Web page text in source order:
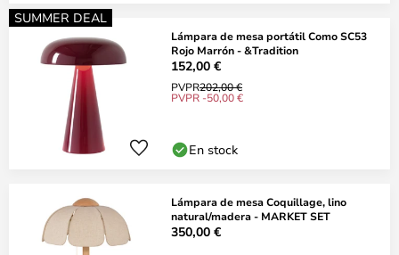
SUMMER DEAL
Lámpara de mesa portátil Como SC53
Rojo Marrón - &Tradition
152,00 €
PVPR202,00 €
PVPR -50,00 €
En stock
Lámpara de mesa Coquillage, lino
natural/madera - MARKET SET
350,00 €